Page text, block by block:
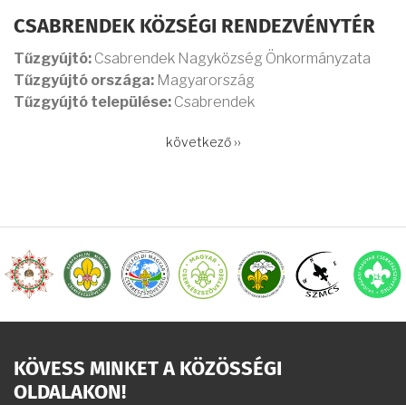
CSABRENDEK KÖZSÉGI RENDEZVÉNYTÉR
Tűzgyújtó: Csabrendek Nagyközség Önkormányzata
Tűzgyújtó országa: Magyarország
Tűzgyújtó települése: Csabrendek
Következő
következő ››
KÖVESS MINKET A KÖZÖSSÉGI
OLDALAKON!